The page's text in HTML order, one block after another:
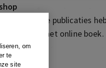
om
te
site
Sommige publicaties
kopen tot het online boek.